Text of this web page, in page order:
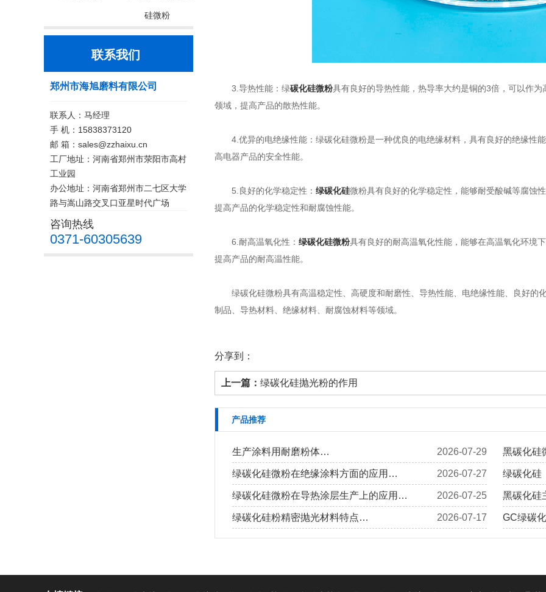
硅微粉
联系我们
郑州市海旭磨料有限公司
联系人：马经理
手 机：15838373120
邮 箱：sales@zzhaixu.cn
工厂地址：河南省郑州市荥阳市高村
工业园
办公地址：河南省郑州市二七区大学
路与嵩山路交叉口亚星时代广场
咨询热线
0371-60305639
3.导热性能：绿碳化硅微粉具有良好的导热性能，热导率大约是铜的3倍，可以作
领域，提高产品的散热性能。
4.优异的电绝缘性能：绿碳化硅微粉是一种优良的电绝缘材料，具有良好的绝缘性
高电器产品的安全性能。
5.良好的化学稳定性： 绿碳化硅微粉具有良好的化学稳定性，能够耐受酸碱等腐蚀
提高产品的化学稳定性和耐腐蚀性能。
6.耐高温氧化性： 绿碳化硅微粉具有良好的耐高温氧化性能，能够在高温氧化环境
提高产品的耐高温性能。
绿碳化硅微粉具有高温稳定性、高硬度和耐磨性、导热性能、电绝缘性能、良好的
制品、导热材料、绝缘材料、耐腐蚀材料等领域。
分享到：
上一篇： 绿碳化硅抛光粉的作用
产品推荐
2026-07-29
生产涂料用耐磨粉体… 黑碳化硅
2026-07-27
绿碳化硅微粉在绝缘涂料方面的应用… 绿碳化硅
2026-07-25
绿碳化硅微粉在导热涂层生产上的应用… 黑碳化硅
2026-07-17
绿碳化硅粉精密抛光材料特点… GC绿碳